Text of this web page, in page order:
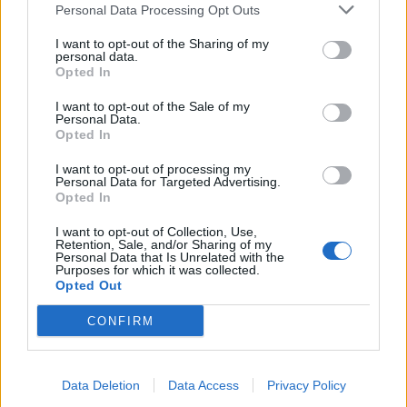
Personal Data Processing Opt Outs
I want to opt-out of the Sharing of my
personal data.
Opted In
I want to opt-out of the Sale of my
Personal Data.
Opted In
I want to opt-out of processing my
Personal Data for Targeted Advertising.
Opted In
I want to opt-out of Collection, Use,
Retention, Sale, and/or Sharing of my
Personal Data that Is Unrelated with the
Purposes for which it was collected.
Opted Out
CONFIRM
Data Deletion Data Access Privacy Policy
KATEGORIJE Kultura
Sorodno
Gora obeležuje 50. jubilejni festival
narodno-zabavne glasbe
5. avgust 2026
Poletje v Knjižnici Velenje: Od
pravljičnih dogodivščin do glasbenih